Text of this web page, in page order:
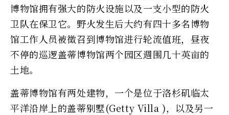
博物馆拥有强大的防火设施以及一支小型的防火
卫队在保卫它。野火发生后大约有四十多名博物
馆工作人员被徵召到博物馆进行轮流值班，昼夜
不停的巡逻盖蒂博物馆两个园区週围几十英亩的
土地。
盖蒂博物馆有两处建物，一个是位于洛杉矶临太
平洋沿岸上的盖蒂别墅(Getty Villa )，以及另一